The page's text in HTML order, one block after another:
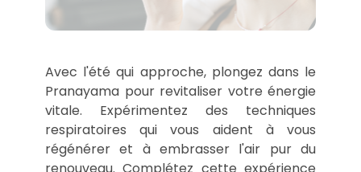
Avec l'été qui approche, plongez dans le
Pranayama pour revitaliser votre énergie
vitale. Expérimentez des techniques
respiratoires qui vous aident à vous
régénérer et à embrasser l'air pur du
renouveau. Complétez cette expérience